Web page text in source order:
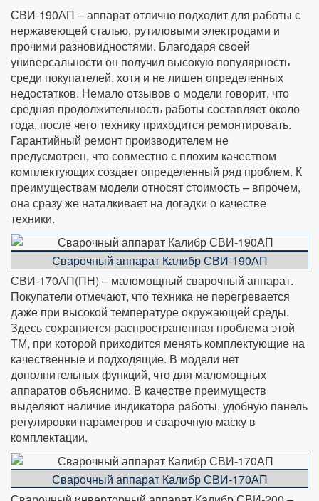
СВИ-190АП – аппарат отлично подходит для работы с
нержавеющей сталью, рутиловыми электродами и
прочими разновидностями. Благодаря своей
универсальности он получил высокую популярность
среди покупателей, хотя и не лишен определенных
недостатков. Немало отзывов о модели говорит, что
средняя продолжительность работы составляет около
года, после чего технику приходится ремонтировать.
Гарантийный ремонт производителем не
предусмотрен, что совместно с плохим качеством
комплектующих создает определенный ряд проблем. К
преимуществам модели относят стоимость – впрочем,
она сразу же наталкивает на догадки о качестве
техники.
Сварочный аппарат Калибр СВИ-190АП
СВИ-170АП(ПН) – маломощный сварочный аппарат.
Покупатели отмечают, что техника не перегревается
даже при высокой температуре окружающей среды.
Здесь сохраняется распространенная проблема этой
ТМ, при которой приходится менять комплектующие на
качественные и подходящие. В модели нет
дополнительных функций, что для маломощных
аппаратов объяснимо. В качестве преимуществ
выделяют наличие индикатора работы, удобную панель
регулировки параметров и сварочную маску в
комплектации.
Сварочный аппарат Калибр СВИ-170АП